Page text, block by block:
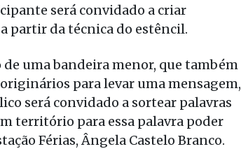
será convidado a criar
partir da técnica do estêncil.
de uma bandeira menor, que também
para levar uma mensagem,
será convidado a sortear palavras
território para essa palavra poder
Férias, Ângela Castelo Branco.